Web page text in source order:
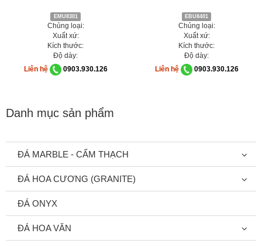
EMU8301
Chủng loại:
Xuất xứ:
Kích thước:
Độ dày:
Liên hệ
0903.930.126
EBU8401
Chủng loại:
Xuất xứ:
Kích thước:
Độ dày:
Liên hệ
0903.930.126
Danh mục sản phẩm
ĐÁ MARBLE - CẨM THẠCH
ĐÁ HOA CƯƠNG (GRANITE)
ĐÁ ONYX
ĐÁ HOA VĂN